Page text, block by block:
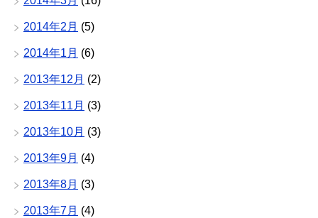
2014年2月 (5)
2014年1月 (6)
2013年12月 (2)
2013年11月 (3)
2013年10月 (3)
2013年9月 (4)
2013年8月 (3)
2013年7月 (4)